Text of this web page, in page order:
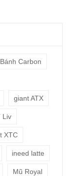
Carbon
giant ATX
Liv
XTC
ineed latte
Mũ Royal